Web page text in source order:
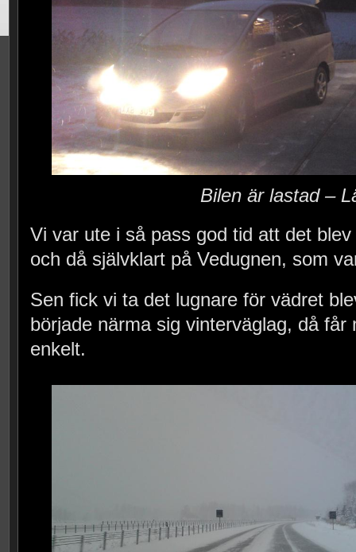
Bilen är lastad –
Vi var ute i så pass god tid att det
och då självklart på Vedugnen, som
Sen fick vi ta det lugnare för vädret
började närma sig vinterväglag, då får
enkelt.